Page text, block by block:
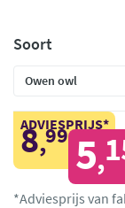
Soort
ADVIESPRIJS*
8,99 5,
*Adviesprijs van